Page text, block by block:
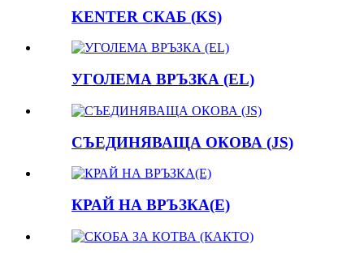
KENTER СКАБ (KS)
УГОЛЕМА ВРЪЗКА (EL)
СЪЕДИНЯВАЩА ОКОВА (JS)
КРАЙ НА ВРЪЗКА(E)